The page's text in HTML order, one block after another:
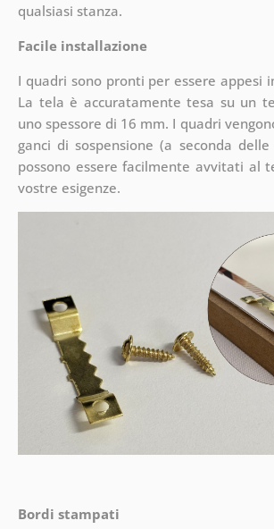
qualsiasi stanza.
Facile installazione
I quadri sono pronti per essere appesi
La tela è accuratamente tesa su un
uno spessore di 16 mm. I quadri
ganci di sospensione (a seconda
possono essere facilmente avvitati al
vostre esigenze.
Bordi stampati